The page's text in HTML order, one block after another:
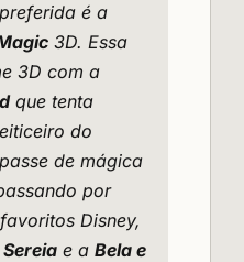
é a
3D. Essa
3D com a
que tenta
do
de mágica
por
Disney,
e a Bela e